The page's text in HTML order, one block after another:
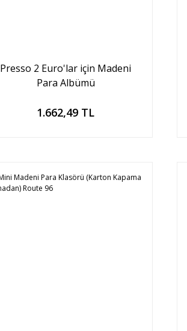
Presso 2 Euro'lar için Madeni
Para Albümü
1.662,49 TL
Sepete Ekle